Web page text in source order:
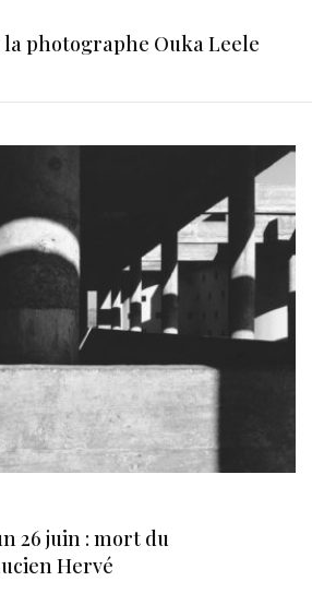
la photographe Ouka Leele
26 juin : mort du
Hervé